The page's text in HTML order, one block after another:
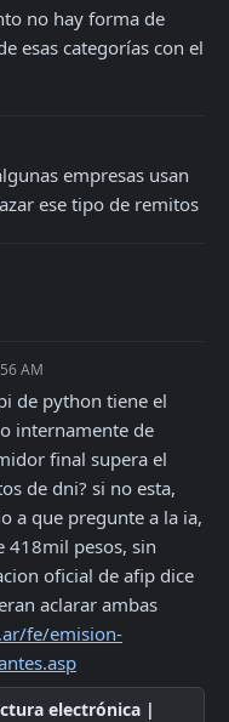
no hay forma de
esas categorías con el
empresas usan
ese tipo de remitos
AM
de python tiene el
internamente de
final supera el
de dni? si no esta,
a que pregunte a la ia,
418mil pesos, sin
oficial de afip dice
aclarar ambas
fe/emision-
electrónica |